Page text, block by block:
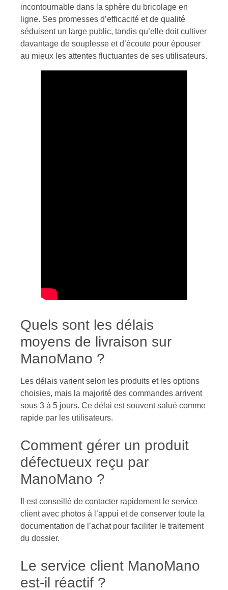
incontournable dans la sphère du bricolage en
ligne. Ses promesses d’efficacité et de qualité
séduisent un large public, tandis qu’elle doit cultiver
davantage de souplesse et d’écoute pour épouser
au mieux les attentes fluctuantes de ses utilisateurs.
Quels sont les délais
moyens de livraison sur
ManoMano ?
Les délais varient selon les produits et les options
choisies, mais la majorité des commandes arrivent
sous 3 à 5 jours. Ce délai est souvent salué comme
rapide par les utilisateurs.
Comment gérer un produit
défectueux reçu par
ManoMano ?
Il est conseillé de contacter rapidement le service
client avec photos à l’appui et de conserver toute la
documentation de l’achat pour faciliter le traitement
du dossier.
Le service client ManoMano
est-il réactif ?